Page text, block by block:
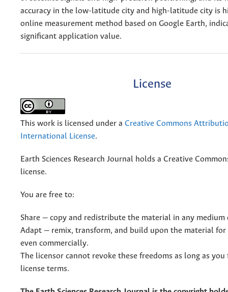
accuracy in the low-latitude city and high-latitude city is
online measurement method based on Google Earth,
significant application value.
License
This work is licensed under a Creative Commons
International License.
Earth Sciences Research Journal holds a Creative
license.
You are free to:
Share — copy and redistribute the material in any
Adapt — remix, transform, and build upon the material for
even commercially.
The licensor cannot revoke these freedoms as long as
license terms.